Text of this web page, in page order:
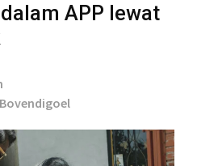
APP lewat
Bovendigoel